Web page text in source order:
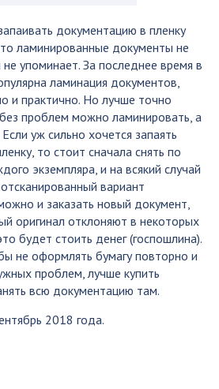
документацию в пленку
ламинированные документы не
упоминает. За последнее время в
ламинация документов,
и практично. Но лучше точно
проблем можно ламинировать, а
уж сильно хочется запаять
то стоит сначала снять по
экземпляра, и на всякий случай
вариант
и заказать новый документ,
оригинал отклоняют в некоторых
будет стоить денег (госпошлина).
не оформлять бумагу повторно и
проблем, лучше купить
всю документацию там.
2018 года.